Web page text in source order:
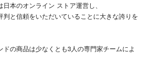
本のオンライン ストア運営し、
判と信頼をいただいていることに大きな誇りを
ドの商品は少なくとも3人の専門家チームによ